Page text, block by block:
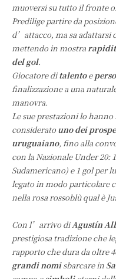
muoversi su tutto il fronte
Predilige partire da
d’attacco, ma sa adattarsi
mettendo in mostra
del gol.
Giocatore ditalentoe
finalizzazione a una
manovra.
Le sue prestazioni lo
considerato uno dei
uruguaiano, fino alla
con la Nazionale Under 20:
Sudamericano) e 1 gol per
legato in modo particolare
nella rosa rossoblù qual è
Con l’arrivo diAgustín
prestigiosa tradizione che
rapporto che dura da oltre
grandi nomisbarcare in